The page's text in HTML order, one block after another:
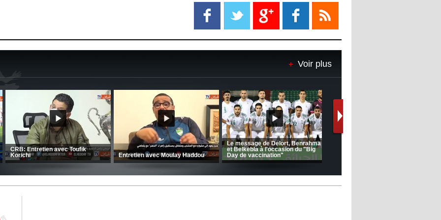
propriétaire
Le Barça savoure sa première
place et chambre le Real Madrid
de matchs"
12:39 - 2022/11/06
Real : Les dirigeants veulent le
départ d'Hazard cet hiver
Voir plus
(Coupe de la CAF) Nkana FC 1 -
CRB 0
CSC: La préparation des hommes
d’Amrani se poursuit en Tunisie
MCA: Kaci-Saïd évoque le large
succès du Mouloudia face au FC
MFM